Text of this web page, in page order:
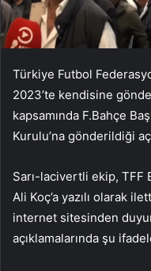
Türkiye Futbol
2023’te kendisine
kapsamında F.Bahçe
Kurulu’na gönderildiği
Sarı-lacivertli ekip, TFF
Ali Koç’a yazılı olarak
internet sitesinden
açıklamalarında şu